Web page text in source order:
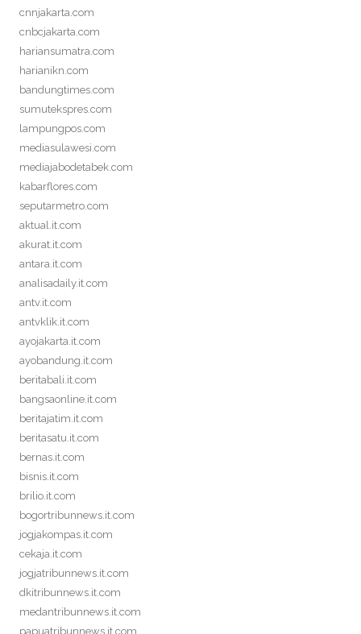
cnnjakarta.com
cnbcjakarta.com
hariansumatra.com
harianikn.com
bandungtimes.com
sumutekspres.com
lampungpos.com
mediasulawesi.com
mediajabodetabek.com
kabarflores.com
seputarmetro.com
aktual.it.com
akurat.it.com
antara.it.com
analisadaily.it.com
antv.it.com
antvklik.it.com
ayojakarta.it.com
ayobandung.it.com
beritabali.it.com
bangsaonline.it.com
beritajatim.it.com
beritasatu.it.com
bernas.it.com
bisnis.it.com
brilio.it.com
bogortribunnews.it.com
jogjakompas.it.com
cekaja.it.com
jogjatribunnews.it.com
dkitribunnews.it.com
medantribunnews.it.com
papuatribunnews.it.com